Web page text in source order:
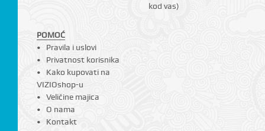
kod vas)
POMOĆ
Pravila i uslovi
Privatnost korisnika
Kako kupovati na
VIZIOshop-u
Veličine majica
O nama
Kontakt